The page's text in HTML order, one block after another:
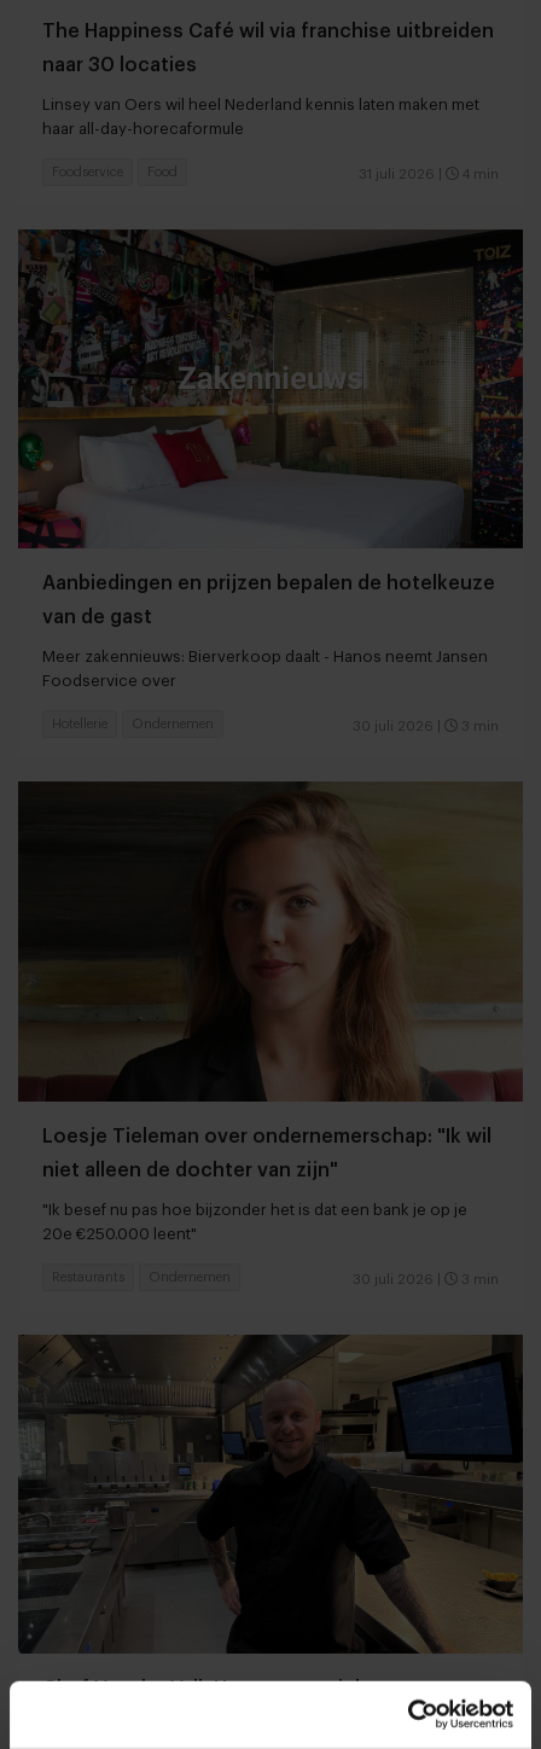
The Happiness Café wil via franchise uitbreiden
naar 30 locaties
Linsey van Oers wil heel Nederland kennis laten maken met
haar all-day-horecaformule
31 juli 2026 4 min
Foodservice Food
Aanbiedingen en prijzen bepalen de hotelkeuze
van de gast
Meer zakennieuws: Bierverkoop daalt - Hanos neemt Jansen
Foodservice over
30 juli 2026 3 min
Hotellerie Ondernemen
Loesje Tieleman over ondernemerschap: "Ik wil
niet alleen de dochter van zijn"
"Ik besef nu pas hoe bijzonder het is dat een bank je op je
20e €250.000 leent"
30 juli 2026 3 min
Restaurants Ondernemen